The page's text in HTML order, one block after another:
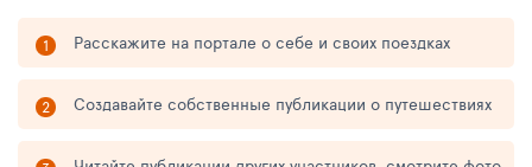
Расскажите на портале о себе и своих поездках
Создавайте собственные публикации о путешествиях